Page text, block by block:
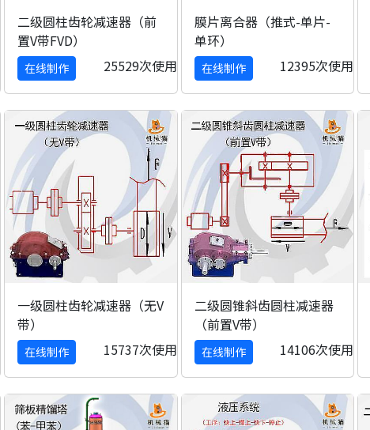
二级圆柱齿轮减速器（前
置V带FVD）
在线制作 25529次使用
膜片离合器（推式-单片-
单环）
在线制作 12395次使用
一级圆柱齿轮减速器（无V
带）
在线制作 15737次使用
二级圆锥斜齿圆柱减速器
（前置V带）
在线制作 14106次使用